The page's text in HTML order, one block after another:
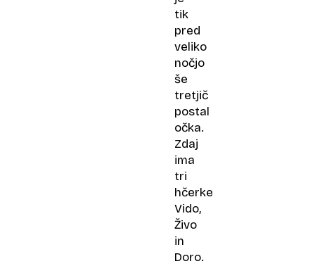
tik
pred
veliko
nočjo
še
tretjič
postal
očka.
Zdaj
ima
tri
hčerke
Vido,
Živo
in
Doro.